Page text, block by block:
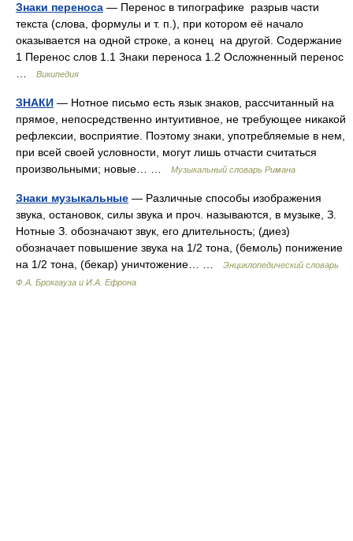
Знаки переноса — Перенос в типографике разрыв части
текста (слова, формулы и т. п.), при котором её начало
оказывается на одной строке, а конец на другой. Содержание
1 Перенос слов 1.1 Знаки переноса 1.2 Осложненный перенос
Википедия
ЗНАКИ — Нотное письмо есть язык знаков, рассчитанный на
прямое, непосредственно интуитивное, не требующее никакой
рефлексии, восприятие. Поэтому знаки, употребляемые в нем,
при всей своей условности, могут лишь отчасти считаться
произвольными; новые… …
Музыкальный словарь Римана
Знаки музыкальные — Различные способы изображения
звука, остановок, силы звука и проч. называются, в музыке, З.
Нотные З. обозначают звук, его длительность; (диез)
обозначает повышение звука на 1/2 тона, (бемоль) понижение
на 1/2 тона, (бекар) уничтожение… …
Энциклопедический словарь
Ф.А. Брокгауза и И.А. Ефрона